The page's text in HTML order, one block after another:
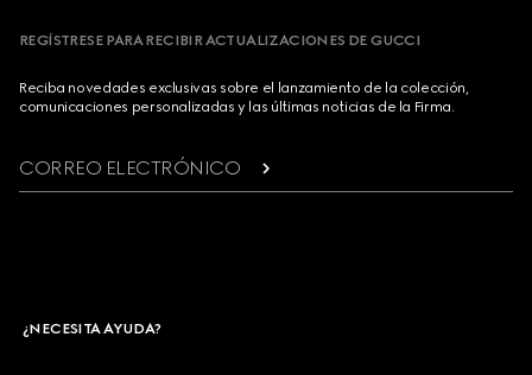
REGÍSTRESE PARA RECIBIR ACTUALIZACIONES DE GUCCI
Reciba novedades exclusivas sobre el lanzamiento de la colección,
comunicaciones personalizadas y las últimas noticias de la Firma.
CORREO ELECTRÓNICO
¿NECESITA AYUDA?